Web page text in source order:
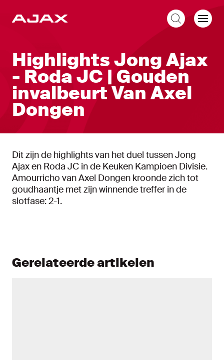
Highlights Jong Ajax
- Roda JC | Gouden
invalbeurt Van Axel
Dongen
Dit zijn de highlights van het duel tussen Jong
Ajax en Roda JC in de Keuken Kampioen Divisie.
Amourricho van Axel Dongen kroonde zich tot
goudhaantje met zijn winnende treffer in de
slotfase: 2-1.
Gerelateerde artikelen